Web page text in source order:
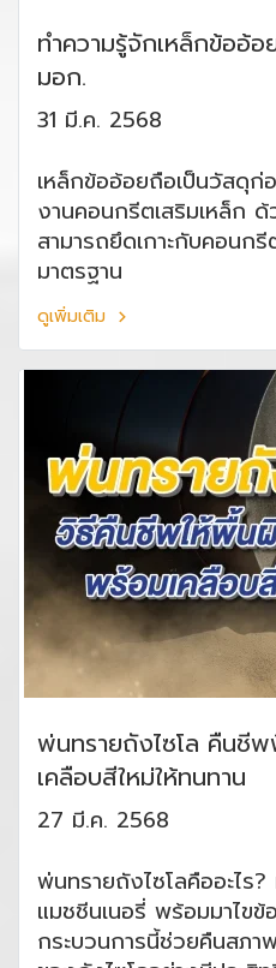
ทำความรู้จักเหล็กข้ออ้อ
มอก.
31 มี.ค. 2568
เหล็กข้ออ้อยถือเป็นวัสดุ
งานคอนกรีตเสริมเหล็ก
สามารถยึดเกาะกับคอนก
มาตรฐาน
ดูเพิ่มเติม
พ่นทรายถังไซโล คืนชี
เคลือบสีใหม่ให้ทนทาน
27 มี.ค. 2568
พ่นทรายถังไซโลคืออะไร
แมชชีนเนอรี่ พร้อมมาไข
กระบวนการนี้ช่วยคืนสภ